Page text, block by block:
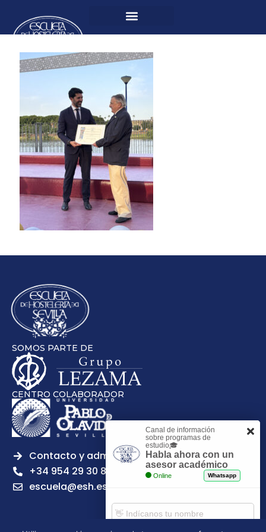
SOMOS PARTE DE
CENTRO COLABORADOR
Contacto y admisiones
+34 954 29 30 81
escuela@esh.es
Canal de información
sobre programas de
estudio🎓
Habla ahora con un
asesor académico
Online Whatsapp